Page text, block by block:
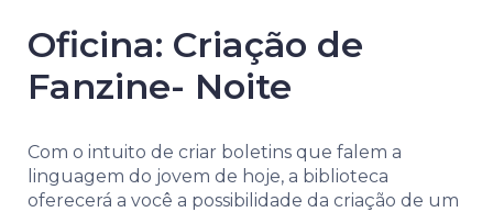
Oficina: Criação de
Fanzine- Noite
Com o intuito de criar boletins que falem a
linguagem do jovem de hoje, a biblioteca
oferecerá a você a possibilidade da criação de um